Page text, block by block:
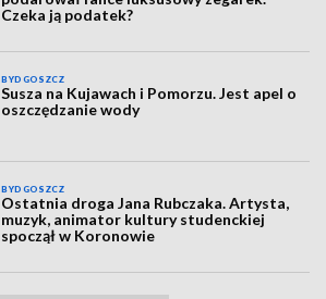
Czeka ją podatek?
BYDGOSZCZ
Susza na Kujawach i Pomorzu. Jest apel o
oszczędzanie wody
BYDGOSZCZ
Ostatnia droga Jana Rubczaka. Artysta,
muzyk, animator kultury studenckiej
spoczął w Koronowie